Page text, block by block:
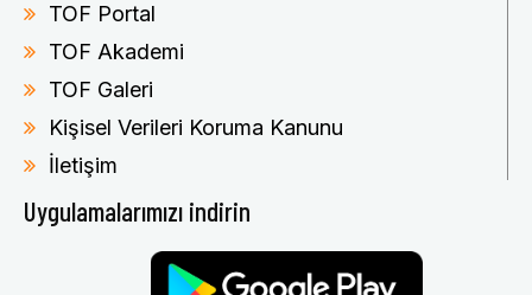
TOF Portal
TOF Akademi
TOF Galeri
Kişisel Verileri Koruma Kanunu
İletişim
Uygulamalarımızı indirin